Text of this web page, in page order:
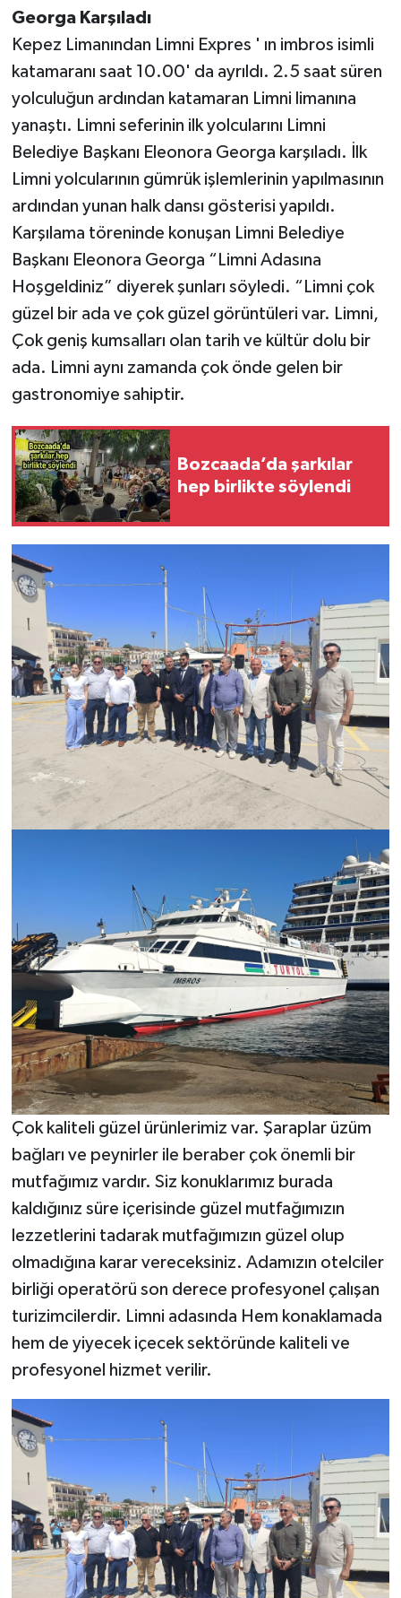
Georga Karşıladı
Kepez Limanından Limni Expres ' ın imbros isimli
katamaranı saat 10.00' da ayrıldı. 2.5 saat süren
yolculuğun ardından katamaran Limni limanına
yanaştı. Limni seferinin ilk yolcularını Limni
Belediye Başkanı Eleonora Georga karşıladı. İlk
Limni yolcularının gümrük işlemlerinin yapılmasının
ardından yunan halk dansı gösterisi yapıldı.
Karşılama töreninde konuşan Limni Belediye
Başkanı Eleonora Georga “Limni Adasına
Hoşgeldiniz” diyerek şunları söyledi. “Limni çok
güzel bir ada ve çok güzel görüntüleri var. Limni,
Çok geniş kumsalları olan tarih ve kültür dolu bir
ada. Limni aynı zamanda çok önde gelen bir
gastronomiye sahiptir.
Bozcaada’da şarkılar
hep birlikte söylendi
Çok kaliteli güzel ürünlerimiz var. Şaraplar üzüm
bağları ve peynirler ile beraber çok önemli bir
mutfağımız vardır. Siz konuklarımız burada
kaldığınız süre içerisinde güzel mutfağımızın
lezzetlerini tadarak mutfağımızın güzel olup
olmadığına karar vereceksiniz. Adamızın otelciler
birliği operatörü son derece profesyonel çalışan
turizimcilerdir. Limni adasında Hem konaklamada
hem de yiyecek içecek sektöründe kaliteli ve
profesyonel hizmet verilir.